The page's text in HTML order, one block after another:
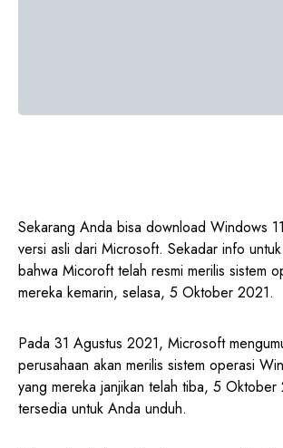
Sekarang Anda bisa download Windows
versi asli dari Microsoft. Sekadar info
bahwa Micoroft telah resmi merilis sistem
mereka kemarin, selasa, 5 Oktober 2021.
Pada 31 Agustus 2021, Microsoft
perusahaan akan merilis sistem operasi
yang mereka janjikan telah tiba, 5
tersedia untuk Anda unduh.